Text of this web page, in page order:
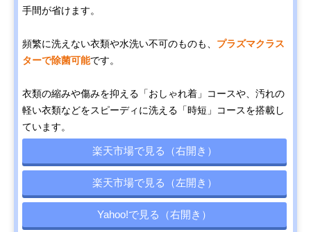
手間が省けます。
頻繁に洗えない衣類や水洗い不可のものも、 プラズマクラス
ターで除菌可能です。
衣類の縮みや傷みを抑える「おしゃれ着」コースや、汚れの
軽い衣類などをスピーディに洗える「時短」コースを搭載し
ています。
楽天市場で見る（右開き）
楽天市場で見る（左開き）
Yahoo!で見る（右開き）